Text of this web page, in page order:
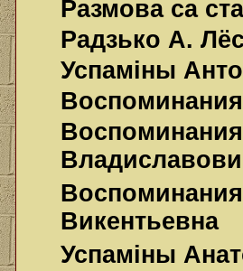
Размова са
Радзько А.
Успаміны
Викентьевна
Успаміны